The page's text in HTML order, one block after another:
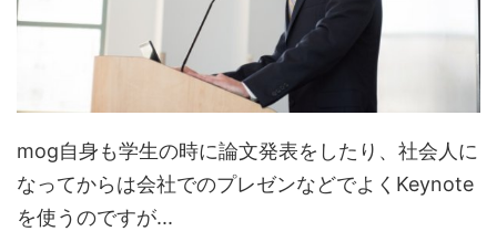
mog自身も学生の時に論文発表をしたり、社会人に
なってからは会社でのプレゼンなどでよくKeynote
を使うのですが...